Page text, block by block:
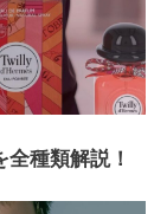
種類解説！